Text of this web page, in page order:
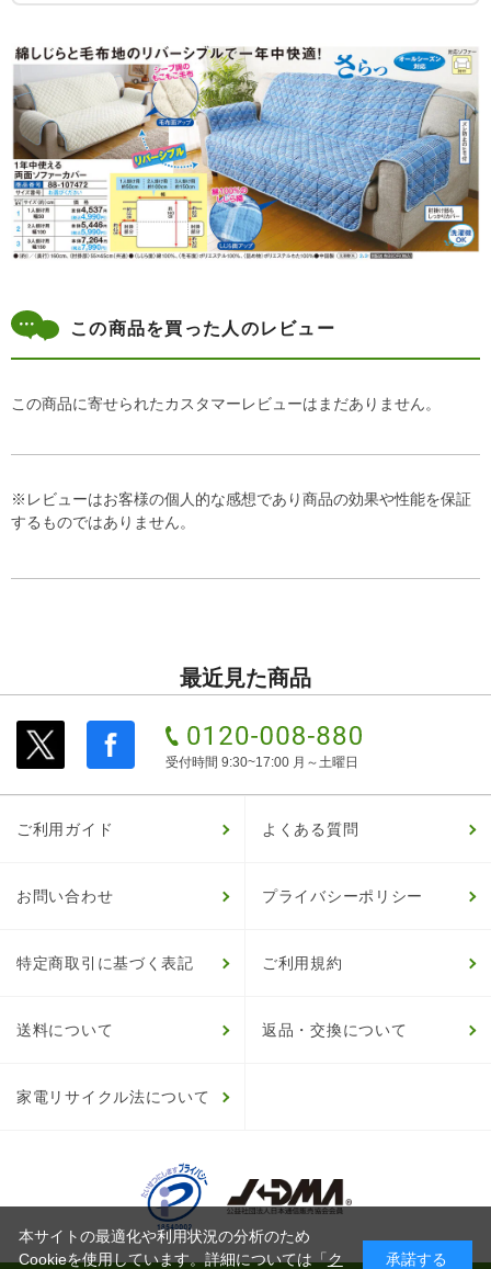
この商品を買った人のレビュー
この商品に寄せられたカスタマーレビューはまだありません。
※レビューはお客様の個人的な感想であり商品の効果や性能を保証
するものではありません。
最近見た商品
受付時間 9:30~17:00 月～土曜日
ご利用ガイド よくある質問
お問い合わせ プライバシーポリシー
特定商取引に基づく表記 ご利用規約
送料について 返品・交換について
家電リサイクル法について
本サイトの最適化や利用状況の分析のため
Cookieを使用しています。詳細については「ク 承諾する